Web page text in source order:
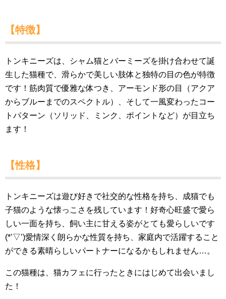
【特徴】
トンキニーズは、シャム猫とバーミーズを掛け合わせて誕
生した猫種で、滑らかで美しい肢体と独特の目の色が特徴
です！筋肉質で優雅な体つき、アーモンド形の目（アクア
からブルーまでのスペクトル）、そして一風変わったコー
トパターン（ソリッド、ミンク、ポイントなど）が目立ち
ます！
【性格】
トンキニーズは遊び好きで社交的な性格を持ち、成猫でも
子猫のような懐っこさを残しています！好奇心旺盛で愛ら
しい一面を持ち、飼い主に甘える姿がとても愛らしいです
(*’▽’)愛情深く朗らかな性質を持ち、家庭内で活躍すること
ができる素晴らしいパートナーになるかもしれません…。
この猫種は、猫カフェに行ったときにはじめて出会いまし
た！